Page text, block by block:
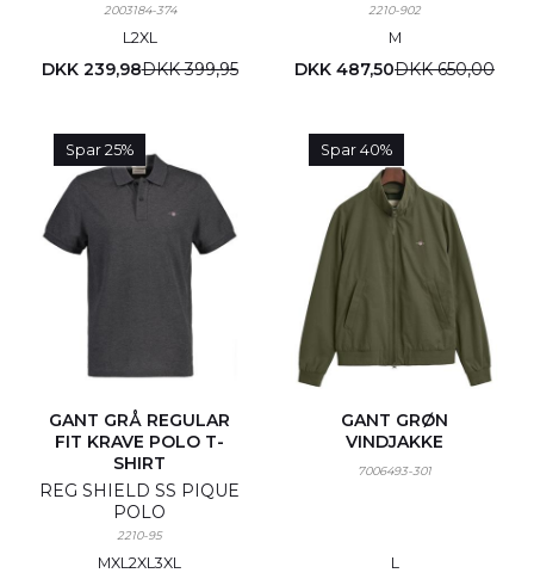
2003184-374
L2XL
DKK 239,98DKK 399,95
2210-902
M
DKK 487,50DKK 650,00
Spar 25%
GANT GRÅ REGULAR
FIT KRAVE POLO T-
SHIRT
REG SHIELD SS PIQUE
POLO
2210-95
MXL 2XL3XL
Spar 40%
GANT GRØN
VINDJAKKE
7006493-301
L